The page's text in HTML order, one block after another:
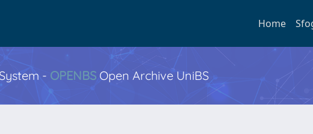
Home
- OPENBS Open Archive UniBS